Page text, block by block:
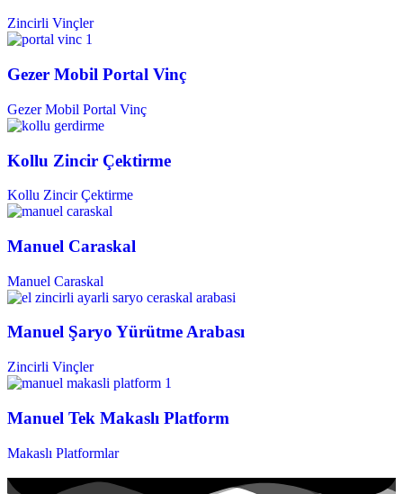
Zincirli Vinçler
Gezer Mobil Portal Vinç
Gezer Mobil Portal Vinç
Kollu Zincir Çektirme
Kollu Zincir Çektirme
Manuel Caraskal
Manuel Caraskal
Manuel Şaryo Yürütme Arabası
Zincirli Vinçler
Manuel Tek Makaslı Platform
Makaslı Platformlar